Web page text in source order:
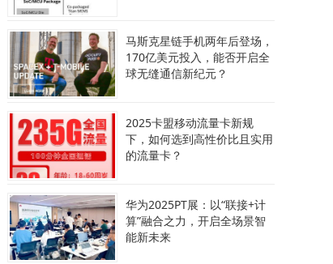
马斯克星链手机两年后登场，
170亿美元投入，能否开启全
球无缝通信新纪元？
2025卡盟移动流量卡新规
下，如何选到高性价比且实用
的流量卡？
华为2025PT展：以“联接+计
算”融合之力，开启全场景智
能新未来